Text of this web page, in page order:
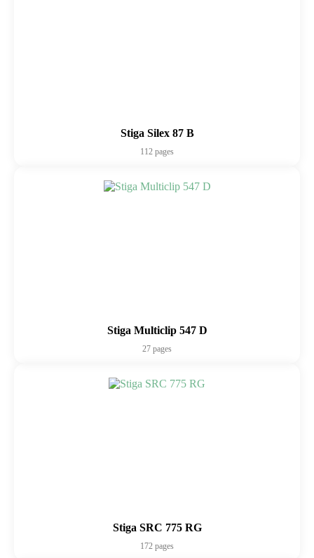
Stiga Silex 87 B
112 pages
Stiga Multiclip 547 D
27 pages
Stiga SRC 775 RG
172 pages